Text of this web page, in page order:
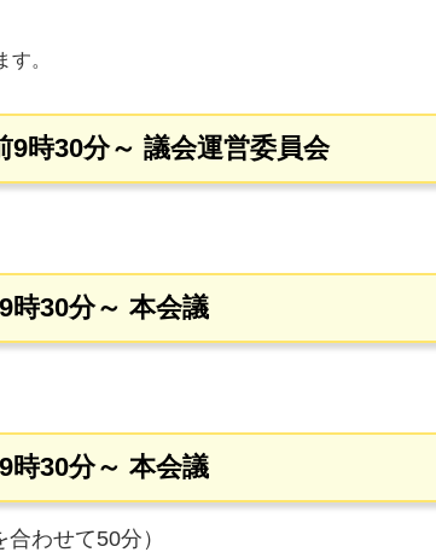
。
9時30分～ 議会運営委員会
時30分～ 本会議
時30分～ 本会議
わせて50分）